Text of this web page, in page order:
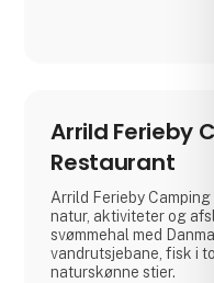
Arrild Ferieby
Restaurant
Arrild Ferieby Camping
natur, aktiviteter og
svømmehal med
vandrutsjebane, fisk i
naturskønne stier.